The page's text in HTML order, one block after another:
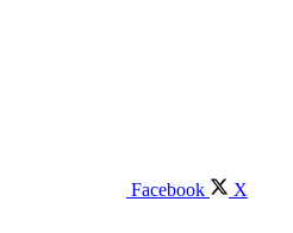
Facebook X